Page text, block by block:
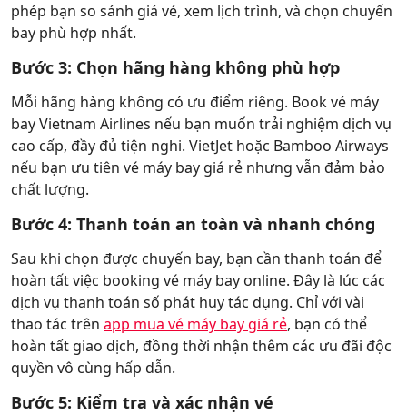
phép bạn so sánh giá vé, xem lịch trình, và chọn chuyến
bay phù hợp nhất.
Bước 3: Chọn hãng hàng không phù hợp
Mỗi hãng hàng không có ưu điểm riêng. Book vé máy
bay Vietnam Airlines nếu bạn muốn trải nghiệm dịch vụ
cao cấp, đầy đủ tiện nghi. VietJet hoặc Bamboo Airways
nếu bạn ưu tiên vé máy bay giá rẻ nhưng vẫn đảm bảo
chất lượng.
Bước 4: Thanh toán an toàn và nhanh chóng
Sau khi chọn được chuyến bay, bạn cần thanh toán để
hoàn tất việc booking vé máy bay online. Đây là lúc các
dịch vụ thanh toán số phát huy tác dụng. Chỉ với vài
thao tác trên app mua vé máy bay giá rẻ, bạn có thể
hoàn tất giao dịch, đồng thời nhận thêm các ưu đãi độc
quyền vô cùng hấp dẫn.
Bước 5: Kiểm tra và xác nhận vé